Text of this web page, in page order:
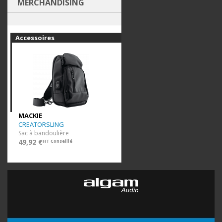
MERCHANDISING
Accessoires
MACKIE
CREATORSLING
Sac à bandoulière
49,92 €HT Conseillé